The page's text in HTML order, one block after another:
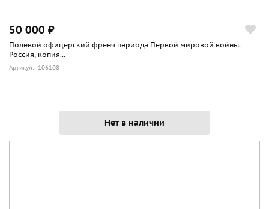
50 000 ₽
Полевой офицерский френч периода Первой мировой войны.
Россия, копия...
Артикул: 106108
Нет в наличии